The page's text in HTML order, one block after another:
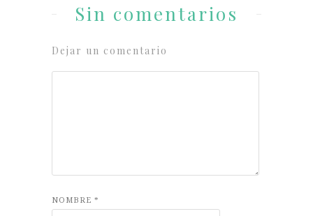
Sin comentarios
Dejar un comentario
NOMBRE *